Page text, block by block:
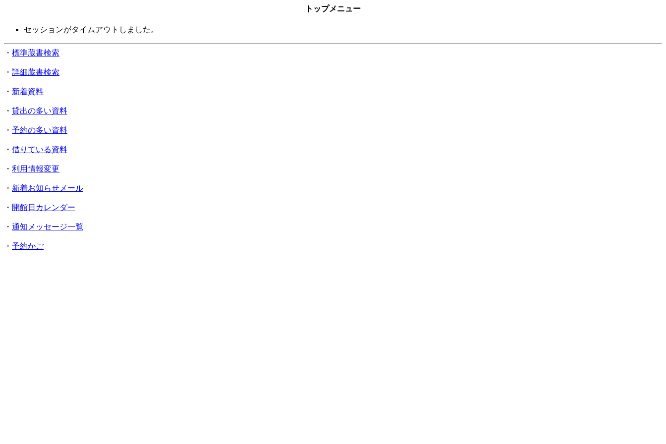
トップメニュー
セッションがタイムアウトしました。
・ 標準蔵書検索
・ 詳細蔵書検索
・ 新着資料
・ 貸出の多い資料
・ 予約の多い資料
・ 借りている資料
・ 利用情報変更
・ 新着お知らせメール
・ 開館日カレンダー
・ 通知メッセージ一覧
・ 予約かご